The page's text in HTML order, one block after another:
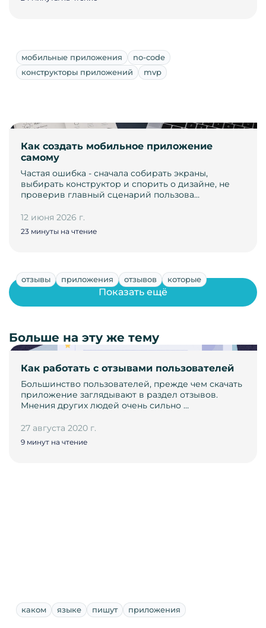
мобильные приложения
no-code
конструкторы приложений
mvp
Как создать мобильное приложение
самому
Частая ошибка - сначала собирать экраны,
выбирать конструктор и спорить о дизайне, не
проверив главный сценарий пользова…
12 июня 2026 г.
23 минуты на чтение
отзывы приложения отзывов которые
Как работать с отзывами пользователей
Большинство пользователей, прежде чем скачать
приложение заглядывают в раздел отзывов.
Мнения других людей очень сильно …
27 августа 2020 г.
9 минут на чтение
Показать ещё
Больше на эту же тему
каком языке пишут приложения